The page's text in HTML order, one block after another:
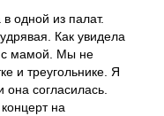
одной из палат.
Как увидела
с мамой. Мы не
и треугольнике. Я
согласилась.
на